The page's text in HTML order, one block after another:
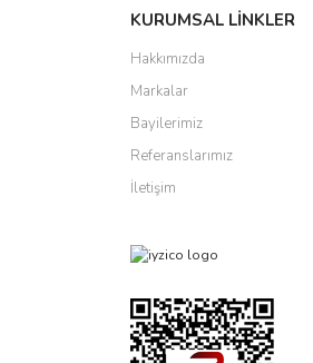
KURUMSAL LİNKLER
Hakkımızda
Markalar
Bayilerimiz
Referanslarımız
İletişim